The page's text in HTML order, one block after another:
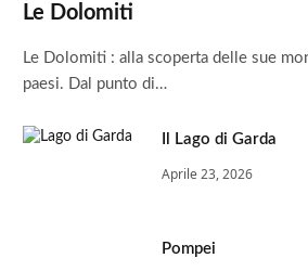
Le Dolomiti
Le Dolomiti : alla scoperta delle sue
paesi. Dal punto di…
Il Lago di Garda
Aprile 23, 2026
Pompei